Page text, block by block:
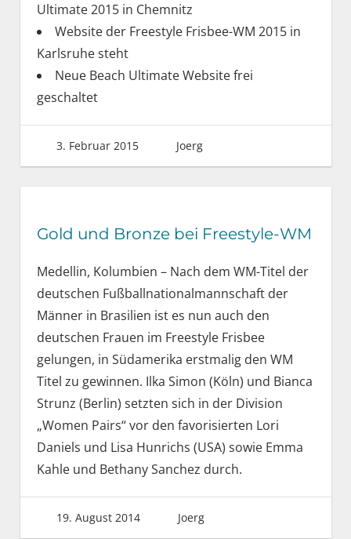
Ultimate 2015 in Chemnitz
Website der Freestyle Frisbee-WM 2015 in
Karlsruhe steht
Neue Beach Ultimate Website frei
geschaltet
3. Februar 2015 Joerg
Gold und Bronze bei Freestyle-WM
Medellin, Kolumbien – Nach dem WM-Titel der
deutschen Fußballnationalmannschaft der
Männer in Brasilien ist es nun auch den
deutschen Frauen im Freestyle Frisbee
gelungen, in Südamerika erstmalig den WM
Titel zu gewinnen. Ilka Simon (Köln) und Bianca
Strunz (Berlin) setzten sich in der Division
„Women Pairs“ vor den favorisierten Lori
Daniels und Lisa Hunrichs (USA) sowie Emma
Kahle und Bethany Sanchez durch.
19. August 2014 Joerg